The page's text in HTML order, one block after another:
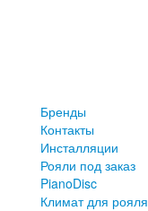
Бренды
Контакты
Инсталляции
Рояли под заказ
PianoDisc
Климат для рояля